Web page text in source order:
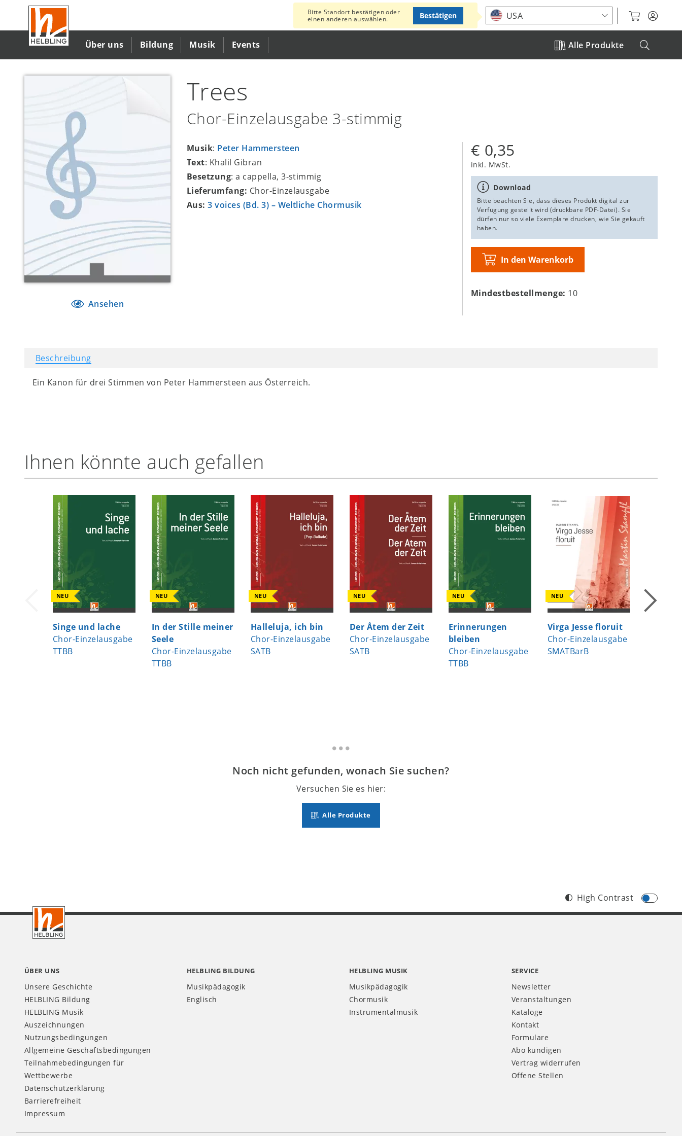
Inhalt
Standort auswählen
Über uns Bildung Musik Events Alle Produkte
Bitte Standort bestätigen oder
einen anderen auswählen.
USA
Bestätigen
Ansehen
Trees
Chor-Einzelausgabe 3-stimmig
Musik: Peter Hammersteen
Text: Khalil Gibran
Besetzung: a cappella, 3-stimmig
Lieferumfang: Chor-Einzelausgabe
Aus:3 voices (Bd. 3) – Weltliche Chormusik
€ 0,35
inkl. MwSt.
Download
Bitte beachten Sie, dass dieses Produkt digital zur
Verfügung gestellt wird (druckbare PDF-Datei). Sie
dürfen nur so viele Exemplare drucken, wie Sie gekauft
haben.
In den Warenkorb
Mindestbestellmenge: 10
Beschreibung
Ein Kanon für drei Stimmen von Peter Hammersteen aus Österreich.
Ihnen könnte auch gefallen
NEU
Singe und lache
Chor-Einzelausgabe
TTBB
NEU
In der Stille meiner
Seele
Chor-Einzelausgabe
TTBB
NEU
Halleluja, ich bin
Chor-Einzelausgabe
SATB
NEU
Der Åtem der Zeit
Chor-Einzelausgabe
SATB
NEU
Erinnerungen
bleiben
Chor-Einzelausgabe
TTBB
NEU
Virga Jesse floruit
Chor-Einzelausgabe
SMATBarB
NEU
Noch nicht gefunden, wonach Sie suchen?
Versuchen Sie es hier:
Alle Produkte
Footer
High Contrast
ÜBER UNS
Unsere Geschichte
HELBLING Bildung
HELBLING Musik
Auszeichnungen
Nutzungsbedingungen
Allgemeine Geschäftsbedingungen
Teilnahmebedingungen für
Wettbewerbe
Datenschutzerklärung
Barrierefreiheit
Impressum
HELBLING BILDUNG
Musikpädagogik
Englisch
HELBLING MUSIK
Musikpädagogik
Chormusik
Instrumentalmusik
SERVICE
Newsletter
Veranstaltungen
Kataloge
Kontakt
Formulare
Abo kündigen
Vertrag widerrufen
Offene Stellen